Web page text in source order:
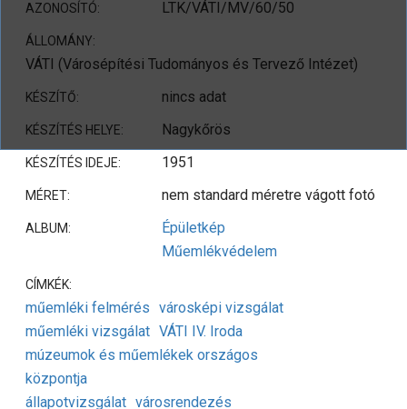
AZONOSÍTÓ: LTK/VÁTI/MV/60/50
ÁLLOMÁNY:
VÁTI (Városépítési Tudományos és Tervező Intézet)
KÉSZÍTŐ: nincs adat
KÉSZÍTÉS HELYE: Nagykőrös
KÉSZÍTÉS IDEJE: 1951
MÉRET: nem standard méretre vágott fotó
ALBUM:
Épületkép
Műemlékvédelem
CÍMKÉK:
műemléki felmérés városképi vizsgálat
műemléki vizsgálat VÁTI IV. Iroda
múzeumok és műemlékek országos
központja
állapotvizsgálat városrendezés